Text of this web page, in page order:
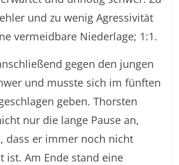
und zu wenig Agressivität
vermeidbare Niederlage; 1:1.
gegen den jungen
und musste sich im fünften
geben. Thorsten
nur die lange Pause an,
dass er immer noch nicht
ist. Am Ende stand eine